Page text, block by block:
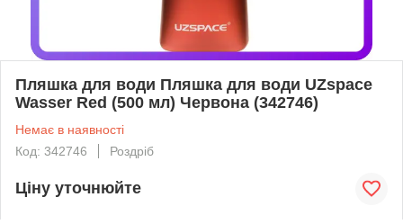
Пляшка для води Пляшка для води UZspace
Wasser Red (500 мл) Червона (342746)
Немає в наявності
Код: 342746
Роздріб
Ціну уточнюйте